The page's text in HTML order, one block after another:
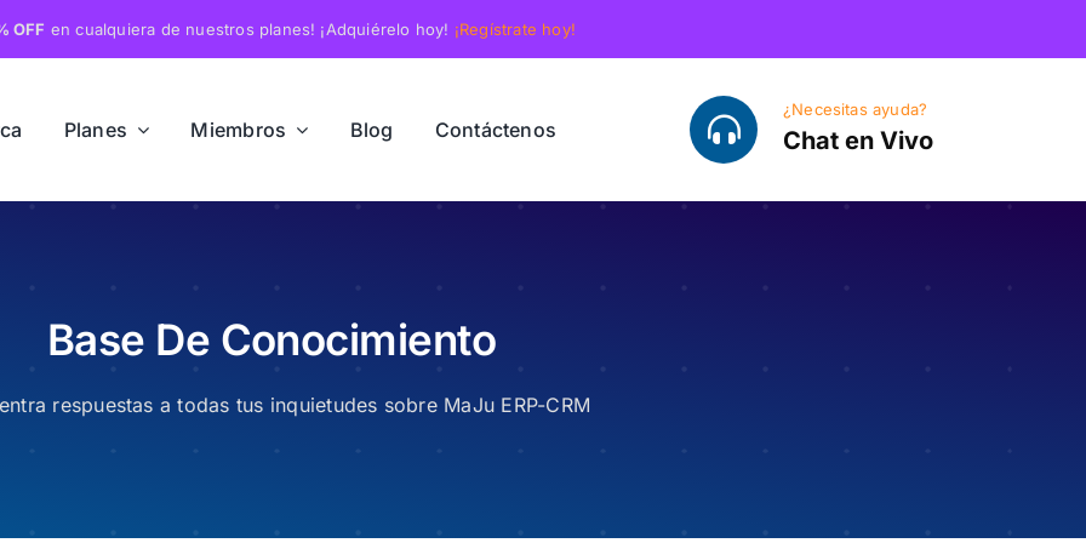
OFF en cualquiera de nuestros planes! ¡Adquiérelo hoy! ¡Regístrate hoy!
Planes Miembros Blog Contáctenos
¿Necesitas ayuda?
Chat en Vivo
Base De Conocimiento
respuestas a todas tus inquietudes sobre MaJu ERP-CRM